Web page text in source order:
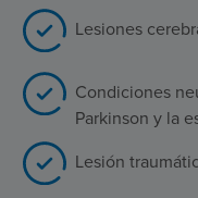
Lesiones
Condiciones
Parkinson y la
Lesión